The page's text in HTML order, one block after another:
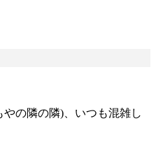
の隣の隣)、いつも混雑し